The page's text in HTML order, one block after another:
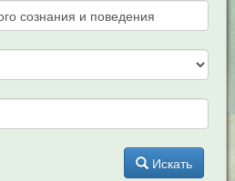
Искать